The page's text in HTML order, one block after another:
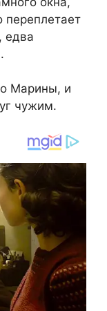
переплетает
едва
Марины, и
чужим.